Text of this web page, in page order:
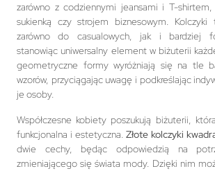
zarówno z codziennymi jeansami i T-
sukienką czy strojem biznesowym.
zarówno do casualowych, jak i bardziej
stanowiąc uniwersalny element w biżuterii
geometryczne formy wyróżniają się na tle
wzorów, przyciągając uwagę i podkreślając
je osoby.
Współczesne kobiety poszukują biżuterii,
funkcjonalna i estetyczna.Złote kolczyki
dwie cechy, będąc odpowiedzią na
zmieniającego się świata mody. Dzięki nim